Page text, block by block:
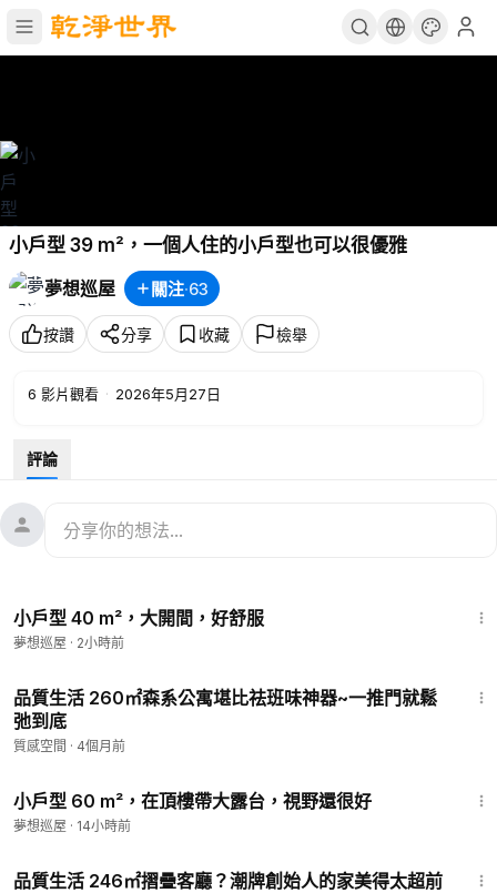
小戶型 39 m²，一個人住的小戶型也可以很優雅
夢想巡屋
關注·63
按讚 分享 收藏 檢舉
6 影片觀看 · 2026年5月27日
評論
小戶型 40 m²，大開間，好舒服
夢想巡屋 · 2小時前
品質生活 260㎡森系公寓堪比祛班味神器~一推門就鬆
弛到底
質感空間 · 4個月前
小戶型 60 m²，在頂樓帶大露台，視野還很好
夢想巡屋 · 14小時前
品質生活 246㎡摺疊客廳？潮牌創始人的家美得太超前